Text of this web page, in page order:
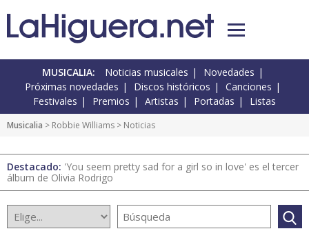
MUSICALIA: Noticias musicales
Novedades
Próximas novedades
Discos históricos
Canciones
Festivales
Premios Artistas Portadas Listas
Musicalia > Robbie Williams > Noticias
Destacado: 'You seem pretty sad for a girl so in love' es el tercer
álbum de Olivia Rodrigo